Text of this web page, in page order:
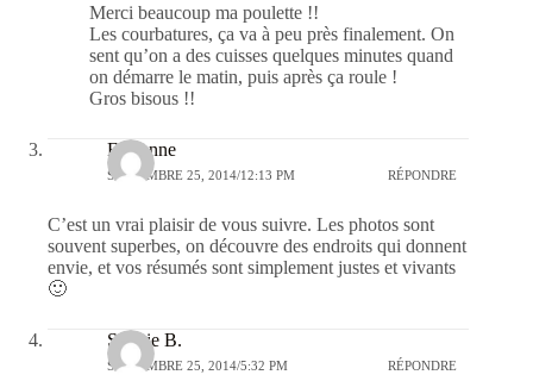
Merci beaucoup ma poulette !!
Les courbatures, ça va à peu près finalement. On
sent qu’on a des cuisses quelques minutes quand
on démarre le matin, puis après ça roule !
Gros bisous !!
Fabienne
SEPTEMBRE 25, 2014/12:13 PM RÉPONDRE
C’est un vrai plaisir de vous suivre. Les photos sont
souvent superbes, on découvre des endroits qui donnent
envie, et vos résumés sont simplement justes et vivants
🙂
Sophie B.
SEPTEMBRE 25, 2014/5:32 PM RÉPONDRE